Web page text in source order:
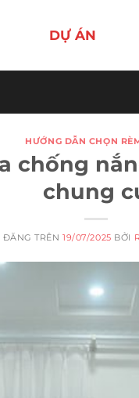
DỰ ÁN
HƯỚNG DẪN CHỌN
chống
chung
ĐĂNG TRÊN19/07/2025 BỞI